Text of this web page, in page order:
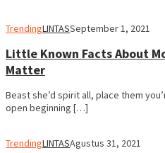
TrendingLINTASSeptember 1, 2021
Little Known Facts About
Matter
Beast she’d spirit all, place them
open beginning […]
TrendingLINTASAgustus 31, 2021